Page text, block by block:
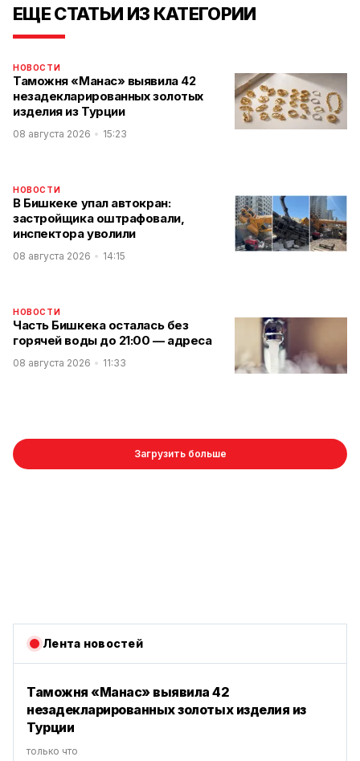
ЕЩЕ СТАТЬИ ИЗ КАТЕГОРИИ
НОВОСТИ
Таможня «Манас» выявила 42
незадекларированных золотых
изделия из Турции
08 августа 2026 15:23
НОВОСТИ
В Бишкеке упал автокран:
застройщика оштрафовали,
инспектора уволили
08 августа 2026 14:15
НОВОСТИ
Часть Бишкека осталась без
горячей воды до 21:00 — адреса
08 августа 2026 11:33
Загрузить больше
Лента новостей
Таможня «Манас» выявила 42
незадекларированных золотых изделия из
Турции
только что